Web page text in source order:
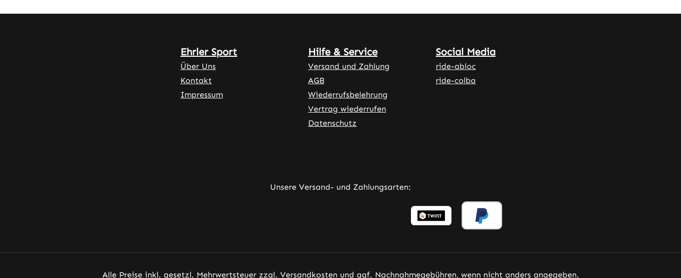
Ehrler Sport
Über Uns
Kontakt
Impressum
Hilfe & Service
Versand und Zahlung
AGB
Wiederrufsbelehrung
Vertrag wiederrufen
Datenschutz
Social Media
ride-abloc
ride-colba
Unsere Versand- und Zahlungsarten:
Alle Preise inkl. gesetzl. Mehrwertsteuer zzgl. Versandkosten und ggf. Nachnahmegebühren, wenn nicht anders angegeben.